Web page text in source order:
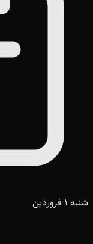
شنبه 1 فروردین